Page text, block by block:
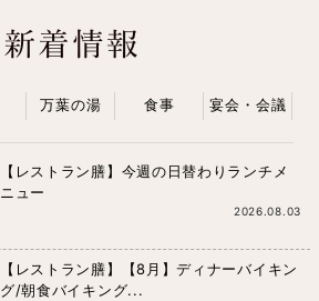
万葉の湯 食事 宴会・会議
【レストラン膳】今週の日替わりランチメ
ニュー
2026.08.03
【レストラン膳】【8月】ディナーバイキン
グ/朝食バイキング...